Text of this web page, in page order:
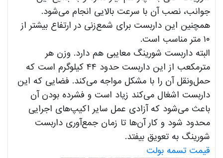
جوانب، نصب آن با سرعت بالایی انجام می‌شود.
همچنین این داربست برای شمع‌زنی در ارتفاع بیشتر از
۱۰ متر مناسب است.
البته داربست شورینگ معایبی هم دارد. وزن هر
مترمکعب از این داربست حدود ۴۴ کیلوگرم است که
حمل‌ونقل آن را با مشکل مواجه می‌کند. فضایی که این
داربست اشغال می‌کند زیاد است و فشرده بودن آن
باعث می‌شود که آزادی عمل سایر اکیپ‌های اجرایی
محدود شود و کار آن‌ها تا زمان جمع‌آوری داربست
شورینگ به تعویق بیفتد.
قیمت تسمه بولت